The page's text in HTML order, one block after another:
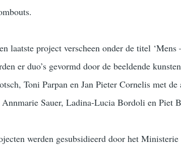
laatste project verscheen onder de titel
er duo’s gevormd door de beeldende
Toni Parpan en Jan Pieter Cornelis met
Annmarie Sauer, Ladina-Lucia Bordoli en Piet
werden gesubsidieerd door het